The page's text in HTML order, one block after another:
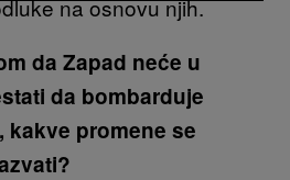
na osnovu njih.
da Zapad neće u
da bombarduje
promene se